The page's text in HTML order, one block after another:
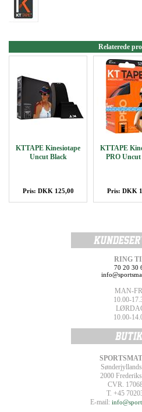
Relaterede
KTTAPE Kinesiotape
Uncut Black
Pris: DKK 125,00
KTTAPE
PRO
Pris: DKK
RING
70 20 30
MAN-
10.00-
10.00-
2000
CVR.
T. +45
E-mail: